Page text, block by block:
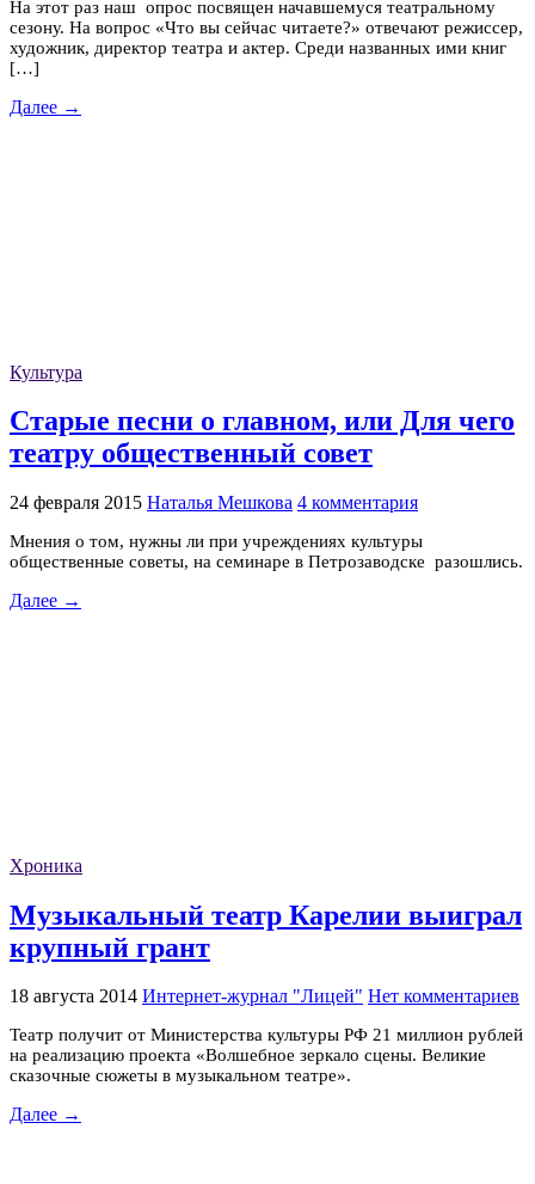
На этот раз наш опрос посвящен начавшемуся театральному
сезону. На вопрос «Что вы сейчас читаете?» отвечают режиссер,
художник, директор театра и актер. Среди названных ими книг
[…]
Далее →
Культура
Старые песни о главном, или Для чего
театру общественный совет
24 февраля 2015 Наталья Мешкова 4 комментария
Мнения о том, нужны ли при учреждениях культуры
общественные советы, на семинаре в Петрозаводске разошлись.
Далее →
Хроника
Музыкальный театр Карелии выиграл
крупный грант
18 августа 2014 Интернет-журнал "Лицей" Нет комментариев
Театр получит от Министерства культуры РФ 21 миллион рублей
на реализацию проекта «Волшебное зеркало сцены. Великие
сказочные сюжеты в музыкальном театре».
Далее →